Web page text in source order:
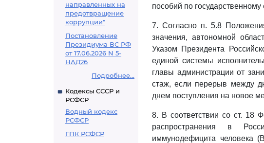
направленных на
предотвращение
коррупции"
Постановление
Президиума ВС РФ
от 17.06.2026 N 5-
НАД26
Подробнее...
Кодексы СССР и
РСФСР
Водный кодекс
РСФСР
ГПК РСФСР
пособий по
7. Согласно п. 5.8
значения, автономной
Указом Президента
единой системы
главы администрации от
стаж, если перерыв между
днем поступления на новое
8. В соответствии со ст. 18
распространения в
иммунодефицита человека